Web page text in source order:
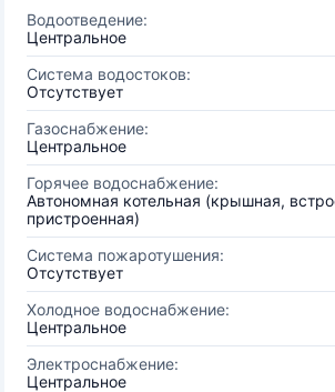
Водоотведение:
Центральное
Система водостоков:
Отсутствует
Газоснабжение:
Центральное
Горячее водоснабжение:
Автономная котельная (крышная,
пристроенная)
Система пожаротушения:
Отсутствует
Холодное водоснабжение:
Центральное
Электроснабжение:
Центральное